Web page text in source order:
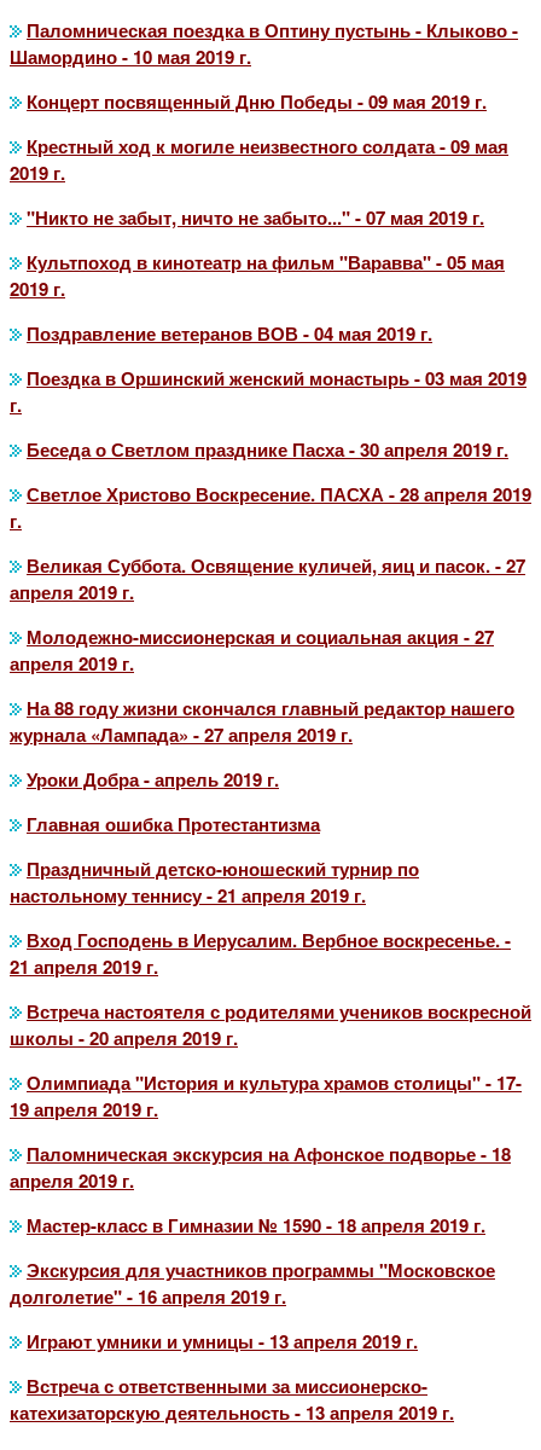
Паломническая поездка в Оптину пустынь - Клыково -
Шамордино - 10 мая 2019 г.
Концерт посвященный Дню Победы - 09 мая 2019 г.
Крестный ход к могиле неизвестного солдата - 09 мая
2019 г.
"Никто не забыт, ничто не забыто..." - 07 мая 2019 г.
Культпоход в кинотеатр на фильм "Варавва" - 05 мая
2019 г.
Поздравление ветеранов ВОВ - 04 мая 2019 г.
Поездка в Оршинский женский монастырь - 03 мая 2019
г.
Беседа о Светлом празднике Пасха - 30 апреля 2019 г.
Светлое Христово Воскресение. ПАСХА - 28 апреля 2019
г.
Великая Суббота. Освящение куличей, яиц и пасок. - 27
апреля 2019 г.
Молодежно-миссионерская и социальная акция - 27
апреля 2019 г.
На 88 году жизни скончался главный редактор нашего
журнала «Лампада» - 27 апреля 2019 г.
Уроки Добра - апрель 2019 г.
Главная ошибка Протестантизма
Праздничный детско-юношеский турнир по
настольному теннису - 21 апреля 2019 г.
Вход Господень в Иерусалим. Вербное воскресенье. -
21 апреля 2019 г.
Встреча настоятеля с родителями учеников воскресной
школы - 20 апреля 2019 г.
Олимпиада "История и культура храмов столицы" - 17-
19 апреля 2019 г.
Паломническая экскурсия на Афонское подворье - 18
апреля 2019 г.
Мастер-класс в Гимназии № 1590 - 18 апреля 2019 г.
Экскурсия для участников программы "Московское
долголетие" - 16 апреля 2019 г.
Играют умники и умницы - 13 апреля 2019 г.
Встреча с ответственными за миссионерско-
катехизаторскую деятельность - 13 апреля 2019 г.